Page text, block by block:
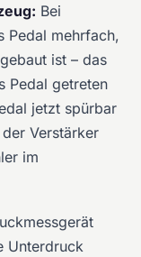
Bei
Pedal mehrfach,
ist – das
Pedal getreten
jetzt spürbar
Verstärker
im
Unterdruck